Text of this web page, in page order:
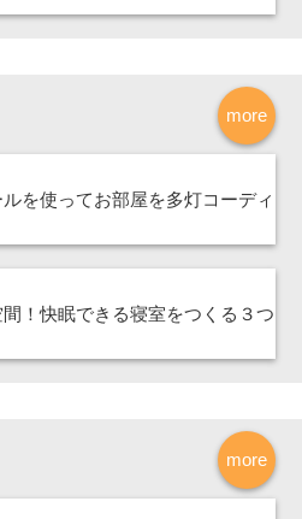
more
を使ってお部屋を多灯コーディ
！快眠できる寝室をつくる３つ
more